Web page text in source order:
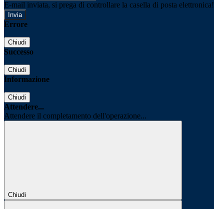
E-mail inviata, si prega di controllare la casella di posta elettronica!
Errore
Chiudi
Successo
Chiudi
Informazione
Chiudi
Attendere...
Attendere il completamento dell'operazione...
Chiudi